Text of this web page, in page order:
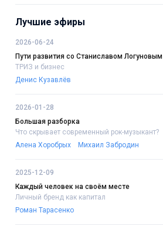
Лучшие эфиры
2026-06-24
Пути развития со Станиславом Логуновым
ТРИЗ и бизнес
Денис Кузавлёв
2026-01-28
Большая разборка
Что скрывает современный рок-музыкант?
Алена Хоробрых
Михаил Забродин
2025-12-09
Каждый человек на своём месте
Личный бренд как капитал
Роман Тарасенко